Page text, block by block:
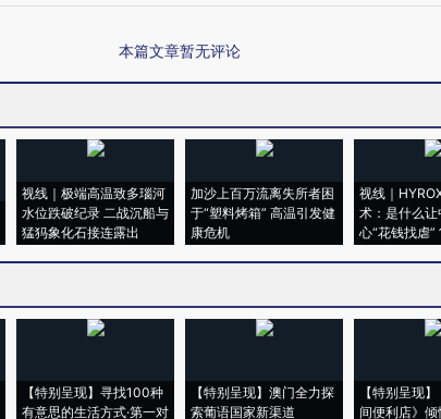
本篇文章暂无评论
视线｜极端高温致多瑙河
水位跌破纪录 二战沉船与
猛犸象化石接连露出
加沙上百万流离失所者困
于“塑料烤箱” 高温引发健
康危机
视线｜
术：是什么
心“花钱找虐”
【特别呈现】寻找100种
有意思的生活方式·第一对
【特别呈现】澳门全力探
索葡语国家新渠道
【特别呈现
间便利店》倾